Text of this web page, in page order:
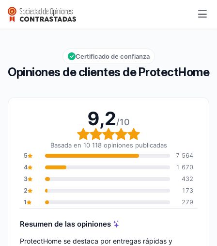
ProtectHome
Calificación global: 9,2 de 10
9,2/10
Opiniones de clientes de ProtectHome
Certificado de confianza
9,2/10
Calificación global: 9,2
Basada en 10 118 opiniones publicadas
5
7 564
4
1 670
3
432
2
173
1
279
Resumen de las opiniones
ProtectHome se destaca por entregas rápidas y